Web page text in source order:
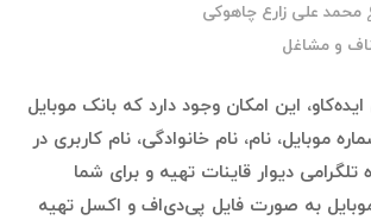
محمد علی زارع چاهوکی
و مشاغل
ایده‌کاو، این امکان وجود دارد که بانک موبایل
موبایل، نام، نام خانوادگی، نام کاربری در
تلگرامی دیوار قاینات تهیه و برای شما
به صورت فایل پی‌دی‌اف و اکسل تهیه